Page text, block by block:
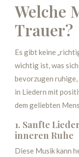
Welche
Trauer?
Es gibt keine
wichtig ist, was
bevorzugen
in Liedern mit
dem geliebten
1. Sanfte
inneren Ruhe
Diese Musik kann